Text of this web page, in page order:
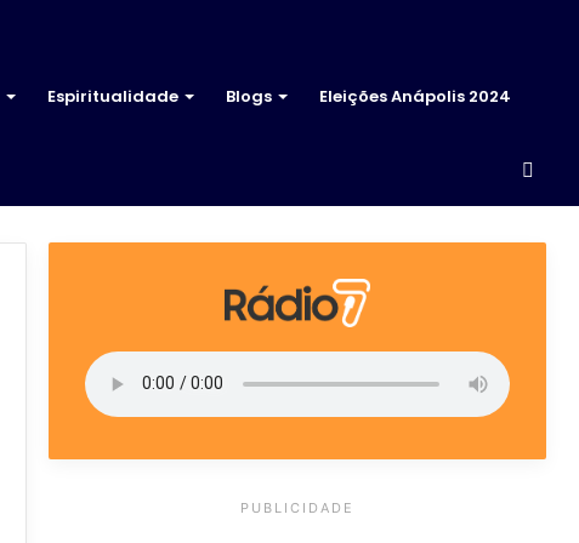
Espiritualidade Blogs Eleições Anápolis 2024
por
PUBLICIDADE